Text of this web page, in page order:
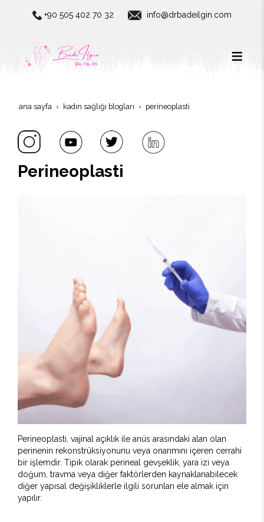
+90 505 402 70 32 info@drbadeilgin.com
ana sayfa kadın sağlığı blogları perineoplasti
Perineoplasti
Perineoplasti, vajinal açıklık ile anüs arasındaki alan olan
perinenin rekonstrüksiyonunu veya onarımını içeren cerrahi
bir işlemdir. Tipik olarak perineal gevşeklik, yara izi veya
doğum, travma veya diğer faktörlerden kaynaklanabilecek
diğer yapısal değişikliklerle ilgili sorunları ele almak için
yapılır.